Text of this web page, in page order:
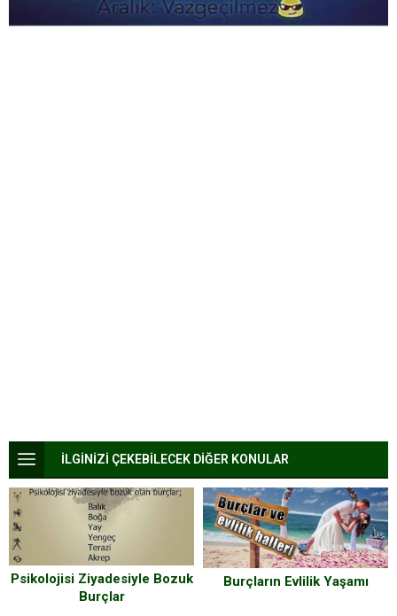
İLGİNİZİ ÇEKEBİLECEK DİĞER KONULAR
Psikolojisi Ziyadesiyle Bozuk
Burçlar
Burçların Evlilik Yaşamı